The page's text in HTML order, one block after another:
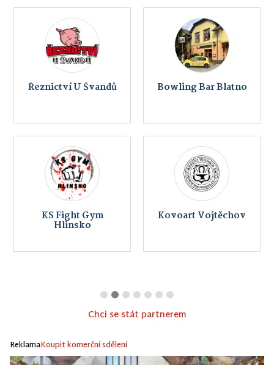
Řeznictví U Švandů Bowling Bar Blatno
KS Fight Gym
Hlinsko
Kovoart Vojtěchov
Chci se stát partnerem
ReklamaKoupit komerční sdělení